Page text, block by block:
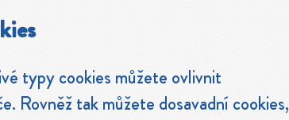
typy cookies můžete ovlivnit
Rovněž tak můžete dosavadní cookies,